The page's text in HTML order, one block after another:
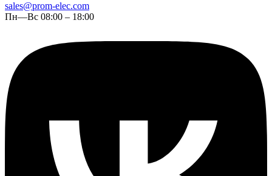
sales@prom-elec.com
Пн—Вс 08:00 – 18:00